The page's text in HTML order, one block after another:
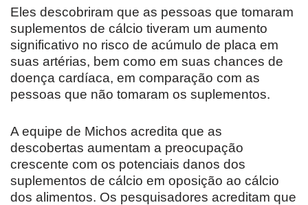
Eles descobriram que as pessoas que tomaram
suplementos de cálcio tiveram um aumento
significativo no risco de acúmulo de placa em
suas artérias, bem como em suas chances de
doença cardíaca, em comparação com as
pessoas que não tomaram os suplementos.
A equipe de Michos acredita que as
descobertas aumentam a preocupação
crescente com os potenciais danos dos
suplementos de cálcio em oposição ao cálcio
dos alimentos. Os pesquisadores acreditam que